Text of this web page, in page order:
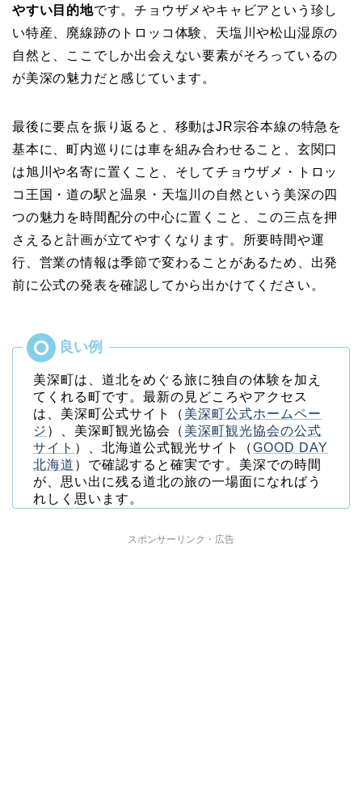
やすい目的地です。チョウザメやキャビアという珍し
い特産、廃線跡のトロッコ体験、天塩川や松山湿原の
自然と、ここでしか出会えない要素がそろっているの
が美深の魅力だと感じています。
最後に要点を振り返ると、移動はJR宗谷本線の特急を
基本に、町内巡りには車を組み合わせること、玄関口
は旭川や名寄に置くこと、そしてチョウザメ・トロッ
コ王国・道の駅と温泉・天塩川の自然という美深の四
つの魅力を時間配分の中心に置くこと、この三点を押
さえると計画が立てやすくなります。所要時間や運
行、営業の情報は季節で変わることがあるため、出発
前に公式の発表を確認してから出かけてください。
美深町は、道北をめぐる旅に独自の体験を加え
てくれる町です。最新の見どころやアクセス
は、美深町公式サイト（ 美深町公式ホームペー
ジ ）、美深町観光協会（ 美深町観光協会の公式
サイト ）、北海道公式観光サイト（GOOD DAY
北海道 ）で確認すると確実です。美深での時間
が、思い出に残る道北の旅の一場面になればう
れしく思います。
スポンサーリンク・広告